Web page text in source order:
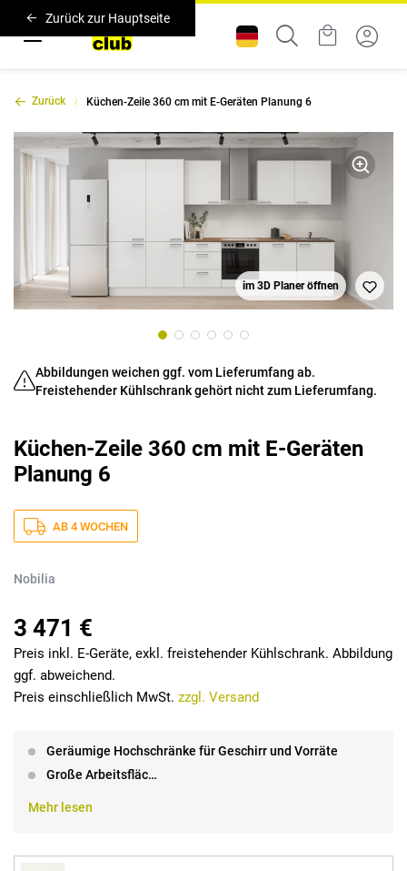
Zurück zur Hauptseite
Zurück Küchen-Zeile 360 cm mit E-Geräten Planung 6
im 3D Planer öffnen
Abbildungen weichen ggf. vom Lieferumfang ab.
Freistehender Kühlschrank gehört nicht zum Lieferumfang.
Küchen-Zeile 360 cm mit E-Geräten
Planung 6
AB 4 WOCHEN
Nobilia
3 471 €
Preis inkl. E-Geräte, exkl. freistehender Kühlschrank. Abbildung
ggf. abweichend.
Preis einschließlich MwSt. zzgl. Versand
Geräumige Hochschränke für Geschirr und Vorräte
Große Arbeitsfläc…
Mehr lesen